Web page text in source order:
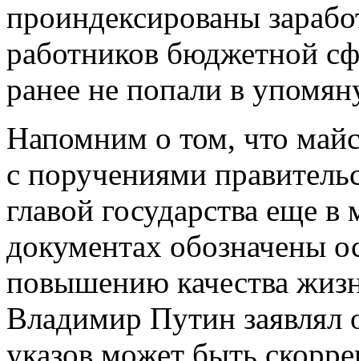
проиндексированы
работников бюджетной
ранее не попали в
Напомним о том, что
с поручениями
главой государства еще
документах обозначены
повышению качества
Владимир Путин заявлял
указов может быть